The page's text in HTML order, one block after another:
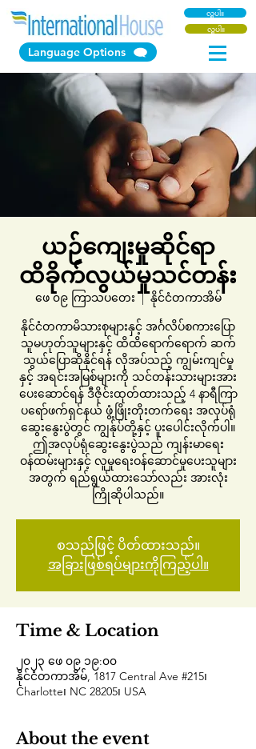
Language Options
လှူပါ။
လှူပါ။
ယဉ်ကျေးမှုဆိုင်ရာ
ထိခိုက်လွယ်မှုသင်တန်း
ဖေ ၀၉ ကြာသပတေး
  |
နိုင်ငံတကာအိမ်
နိုင်ငံတကာမိသားစုများနှင့် အင်္ဂလိပ်စကားပြော
သူမဟုတ်သူများနှင့် ထိထိရောက်ရောက် ဆက်
သွယ်ပြောဆိုနိုင်ရန် လိုအပ်သည့် ကျွမ်းကျင်မှု
နှင့် အရင်းအမြစ်များကို သင်တန်းသားများအား
ပေးဆောင်ရန် ဒီဇိုင်းထုတ်ထားသည့် 4 နာရီကြာ
ပရော်ဖက်ရှင်နယ် ဖွံ့ဖြိုးတိုးတက်ရေး အလုပ်ရုံ
ဆွေးနွေးပွဲတွင် ကျွန်ုပ်တို့နှင့် ပူးပေါင်းလိုက်ပါ။
ဤအလုပ်ရုံဆွေးနွေးပွဲသည် ကျန်းမာရေး
ဝန်ထမ်းများနှင့် လူမှုရေးဝန်ဆောင်မှုပေးသူများ
အတွက် ရည်ရွယ်ထားသော်လည်း အားလုံး
ကြိုဆိုပါသည်။
စသည်ဖြင့် ပိတ်ထားသည်။
အခြားဖြစ်ရပ်များကိုကြည့်ပါ။
Time & Location
၂၀၂၃ ဖေ ၀၉ ၁၉:၀၀
နိုင်ငံတကာအိမ်, 1817 Central Ave #215၊
Charlotte၊ NC 28205၊ USA
About the event